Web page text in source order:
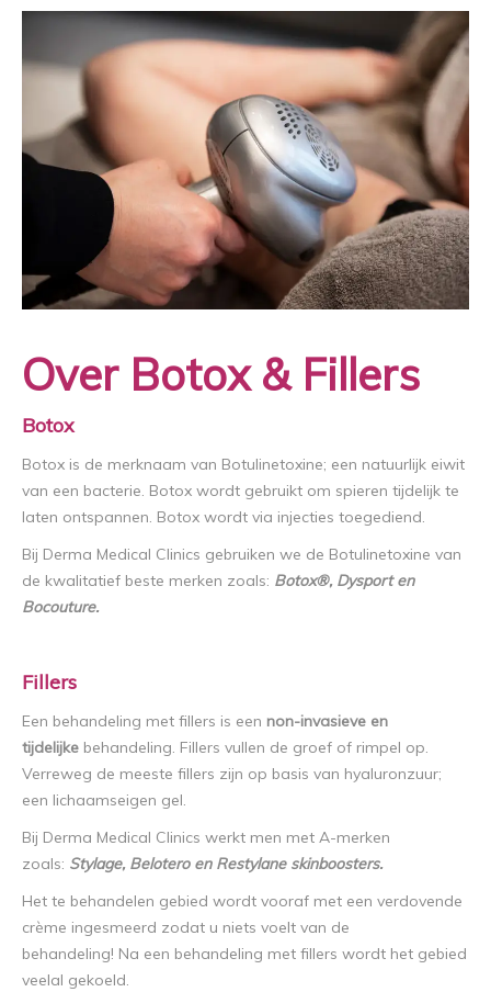
Over Botox & Fillers
Botox
Botox is de merknaam van Botulinetoxine; een natuurlijk eiwit
van een bacterie. Botox wordt gebruikt om spieren tijdelijk te
laten ontspannen. Botox wordt via injecties toegediend.
Bij Derma Medical Clinics gebruiken we de Botulinetoxine van
de kwalitatief beste merken zoals: Botox®, Dysport en
Bocouture.
Fillers
Een behandeling met fillers is een non-invasieve en
tijdelijke behandeling. Fillers vullen de groef of rimpel op.
Verreweg de meeste fillers zijn op basis van hyaluronzuur;
een lichaamseigen gel.
Bij Derma Medical Clinics werkt men met A-merken
zoals: Stylage, Belotero en Restylane skinboosters.
Het te behandelen gebied wordt vooraf met een verdovende
crème ingesmeerd zodat u niets voelt van de
behandeling! Na een behandeling met fillers wordt het gebied
veelal gekoeld.